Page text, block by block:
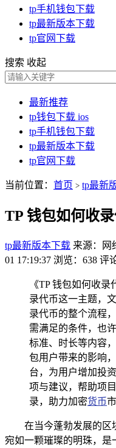
tp手机钱包下载
tp最新版本下载
tp官网下载
搜索 收起
最新推荐
tp钱包下载 ios
tp手机钱包下载
tp最新版本下载
tp官网下载
当前位置： 首页 > tp最新
TP 钱包如何收
tp最新版本下载 来源：网
01 17:19:37 浏览：638 评
《TP 钱包如何收
录代币这一主题，
录代币的整个流程
需满足的条件，也
标准、时长等内容
包用户带来的影响
台，为用户增加投
项与建议，帮助项
录，助力加密货币
在当今蓬勃发展的区
宛如一颗璀璨的明珠，是